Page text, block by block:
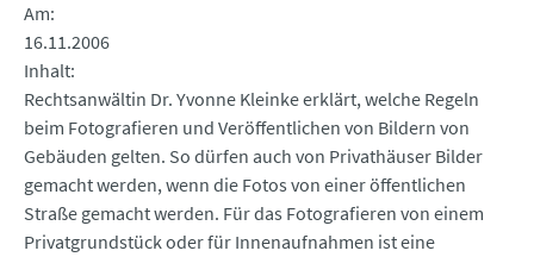
Am
16.11.2006
Inhalt
Rechtsanwältin Dr. Yvonne Kleinke erklärt, welche Regeln
beim Fotografieren und Veröffentlichen von Bildern von
Gebäuden gelten. So dürfen auch von Privathäuser Bilder
gemacht werden, wenn die Fotos von einer öffentlichen
Straße gemacht werden. Für das Fotografieren von einem
Privatgrundstück oder für Innenaufnahmen ist eine